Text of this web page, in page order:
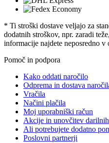
* Ti stroški dostave veljajo za
dodatnih stroškov, npr. zaradi
informacije najdete neposredno v
Pomoč in podpora
Kako oddati naročilo
Odprema in dostava
Vračila
Načini plačila
Moj uporabniški račun
Akcije in unovčitev
Ali potrebujete dodatno
Poslovni partnerji